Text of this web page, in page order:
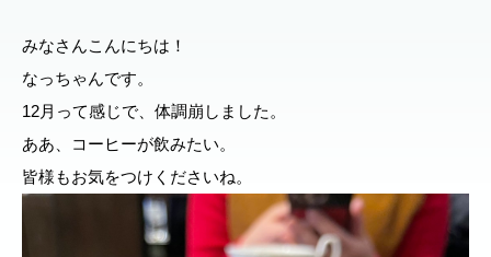
みなさんこんにちは！
なっちゃんです。
12月って感じで、体調崩しました。
ああ、コーヒーが飲みたい。
皆様もお気をつけくださいね。